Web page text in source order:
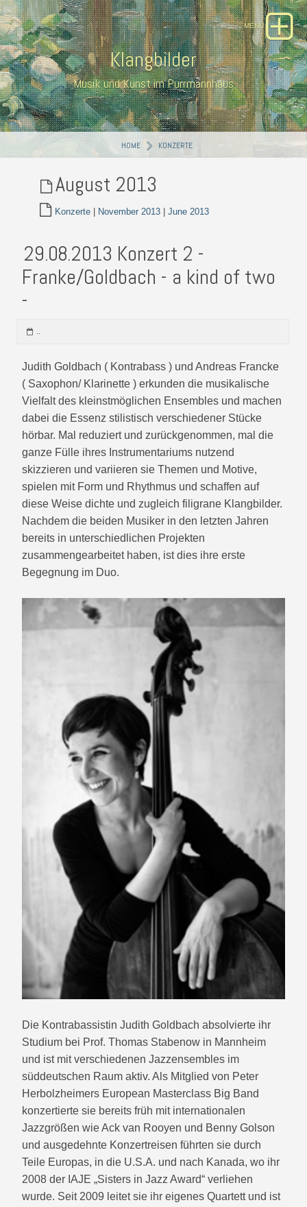
Klangbilder
Musik und Kunst im Purrmannhaus
HOME KONZERTE
August 2013
Konzerte November 2013 |June 2013
29.08.2013 Konzert 2 -
Franke/Goldbach - a kind of two
-
Judith Goldbach ( Kontrabass ) und Andreas Francke
( Saxophon/ Klarinette ) erkunden die musikalische
Vielfalt des kleinstmöglichen Ensembles und machen
dabei die Essenz stilistisch verschiedener Stücke
hörbar. Mal reduziert und zurückgenommen, mal die
ganze Fülle ihres Instrumentariums nutzend
skizzieren und variieren sie Themen und Motive,
spielen mit Form und Rhythmus und schaffen auf
diese Weise dichte und zugleich filigrane Klangbilder.
Nachdem die beiden Musiker in den letzten Jahren
bereits in unterschiedlichen Projekten
zusammengearbeitet haben, ist dies ihre erste
Begegnung im Duo.
Die Kontrabassistin Judith Goldbach absolvierte ihr
Studium bei Prof. Thomas Stabenow in Mannheim
und ist mit verschiedenen Jazzensembles im
süddeutschen Raum aktiv. Als Mitglied von Peter
Herbolzheimers European Masterclass Big Band
konzertierte sie bereits früh mit internationalen
Jazzgrößen wie Ack van Rooyen und Benny Golson
und ausgedehnte Konzertreisen führten sie durch
Teile Europas, in die U.S.A. und nach Kanada, wo ihr
2008 der IAJE „Sisters in Jazz Award“ verliehen
wurde. Seit 2009 leitet sie ihr eigenes Quartett und ist